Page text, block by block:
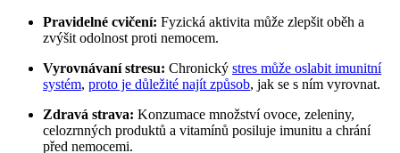
Pravidelné cvičení: Fyzická aktivita může zlepšit oběh a
zvýšit odolnost proti nemocem.
Vyrovnávaní stresu: Chronický stres může oslabit imunitní
systém, proto je důležité najít způsob, jak se s ním vyrovnat.
Zdravá strava: Konzumace množství ovoce, zeleniny,
celozrnných produktů a vitamínů posiluje imunitu a chrání
před nemocemi.